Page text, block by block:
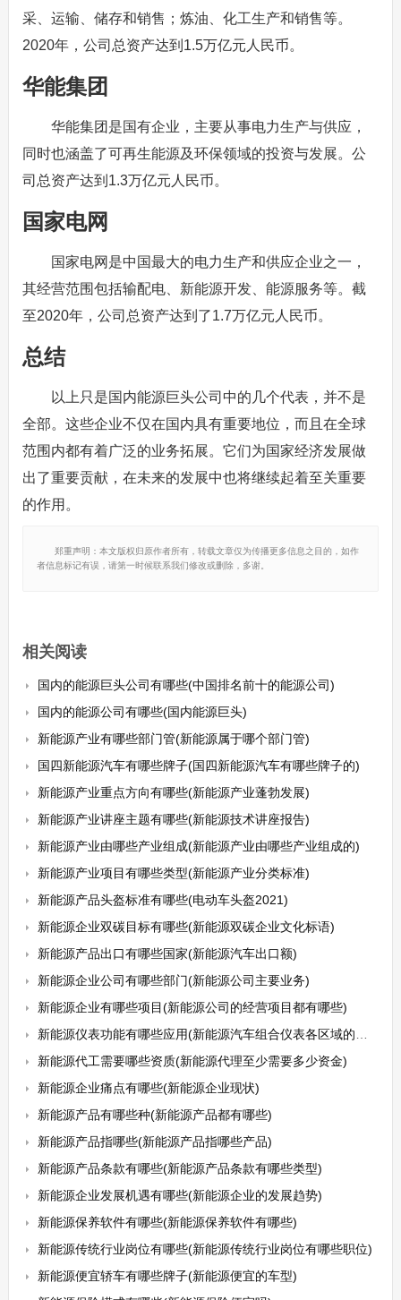
采、运输、储存和销售；炼油、化工生产和销售等。
2020年，公司总资产达到1.5万亿元人民币。
华能集团
华能集团是国有企业，主要从事电力生产与供应，
同时也涵盖了可再生能源及环保领域的投资与发展。公
司总资产达到1.3万亿元人民币。
国家电网
国家电网是中国最大的电力生产和供应企业之一，
其经营范围包括输配电、新能源开发、能源服务等。截
至2020年，公司总资产达到了1.7万亿元人民币。
总结
以上只是国内能源巨头公司中的几个代表，并不是
全部。这些企业不仅在国内具有重要地位，而且在全球
范围内都有着广泛的业务拓展。它们为国家经济发展做
出了重要贡献，在未来的发展中也将继续起着至关重要
的作用。
郑重声明：本文版权归原作者所有，转载文章仅为传播更多信息之目的，如作
者信息标记有误，请第一时候联系我们修改或删除，多谢。
相关阅读
国内的能源巨头公司有哪些(中国排名前十的能源公司)
国内的能源公司有哪些(国内能源巨头)
新能源产业有哪些部门管(新能源属于哪个部门管)
国四新能源汽车有哪些牌子(国四新能源汽车有哪些牌子的)
新能源产业重点方向有哪些(新能源产业蓬勃发展)
新能源产业讲座主题有哪些(新能源技术讲座报告)
新能源产业由哪些产业组成(新能源产业由哪些产业组成的)
新能源产业项目有哪些类型(新能源产业分类标准)
新能源产品头盔标准有哪些(电动车头盔2021)
新能源企业双碳目标有哪些(新能源双碳企业文化标语)
新能源产品出口有哪些国家(新能源汽车出口额)
新能源企业公司有哪些部门(新能源公司主要业务)
新能源企业有哪些项目(新能源公司的经营项目都有哪些)
新能源仪表功能有哪些应用(新能源汽车组合仪表各区域的功能)
新能源代工需要哪些资质(新能源代理至少需要多少资金)
新能源企业痛点有哪些(新能源企业现状)
新能源产品有哪些种(新能源产品都有哪些)
新能源产品指哪些(新能源产品指哪些产品)
新能源产品条款有哪些(新能源产品条款有哪些类型)
新能源企业发展机遇有哪些(新能源企业的发展趋势)
新能源保养软件有哪些(新能源保养软件有哪些)
新能源传统行业岗位有哪些(新能源传统行业岗位有哪些职位)
新能源便宜轿车有哪些牌子(新能源便宜的车型)